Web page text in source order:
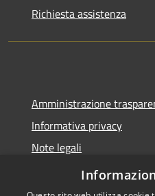
Richiesta assistenza
Amministrazione
Informativa privacy
Note legali
Dichiarazione di